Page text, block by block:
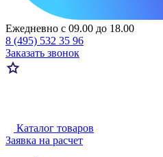
Ежедневно с 09.00 до 18.00
8 (495) 532 35 96
Заказать звонок
Каталог товаров
Заявка на расчет